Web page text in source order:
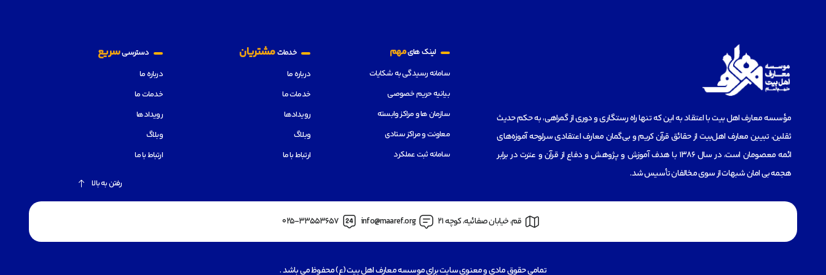
مؤسسه‌ معارف اهل بیت با اعتقاد به این که تنها راه رستگاری و دوری از گمراهی، به حکم حدیث
ثقلین، تبیین معارف اهل‌بیت از حقائق قرآن کریم و بی‌گمان معارف اعتقادی سرلوحه آموزه‌های
ائمه معصومان است، در سال 1386 با هدف آموزش و پژوهش و دفاع از قرآن و عترت در برابر
هجمه بی امان شبهات از سوی مخالفان تأسیس شد.
لینک هایمهم
سامانه رسیدگی به شکایات
بیانیه حریم خصوصی
سازمان ها و مراکز وابسته
معاونت و مراکز ستادی
سامانه ثبت عملکرد
خدماتمشتریان
درباره ما
خدمات ما
رویدادها
وبلاگ
ارتباط با ما
دسترسیسریع
درباره ما
خدمات ما
رویدادها
وبلاگ
ارتباط با ما
رفتن به بالا
قم، خیابان صفائیه، کوچه 21 info@maaref.org
025-33553657
تمامی حقوق مادی و معنوی سایت برای موسسه معارف اهل بیت (ع) محفوظ می باشد .